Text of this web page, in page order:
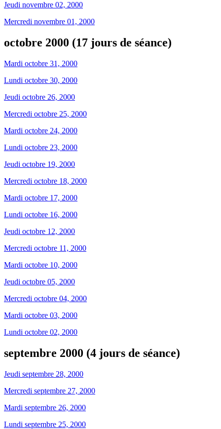
Jeudi novembre 02, 2000
Mercredi novembre 01, 2000
octobre 2000 (17 jours de séance)
Mardi octobre 31, 2000
Lundi octobre 30, 2000
Jeudi octobre 26, 2000
Mercredi octobre 25, 2000
Mardi octobre 24, 2000
Lundi octobre 23, 2000
Jeudi octobre 19, 2000
Mercredi octobre 18, 2000
Mardi octobre 17, 2000
Lundi octobre 16, 2000
Jeudi octobre 12, 2000
Mercredi octobre 11, 2000
Mardi octobre 10, 2000
Jeudi octobre 05, 2000
Mercredi octobre 04, 2000
Mardi octobre 03, 2000
Lundi octobre 02, 2000
septembre 2000 (4 jours de séance)
Jeudi septembre 28, 2000
Mercredi septembre 27, 2000
Mardi septembre 26, 2000
Lundi septembre 25, 2000